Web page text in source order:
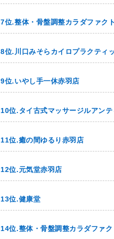
7位.整体・骨盤調整カラダファク
8位.川口みそらカイロプラクティ
9位.いやし手一休赤羽店
10位.タイ古式マッサージルアンテ
11位.癒の間ゆるり赤羽店
12位.元気堂赤羽店
13位.健康堂
14位.整体・骨盤調整カラダファ